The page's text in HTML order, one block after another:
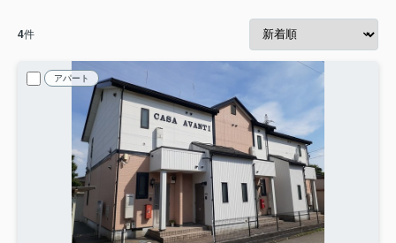
4件
アパート